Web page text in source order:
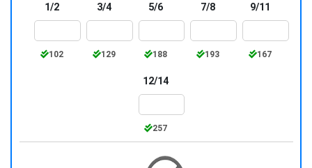
1/2
102
3/4
129
5/6
188
7/8
193
9/11
167
12/14
257